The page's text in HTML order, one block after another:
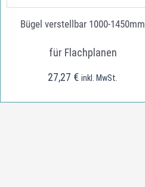
Bügel verstellbar 1000-1450mm
für Flachplanen
27,27 € inkl. MwSt.